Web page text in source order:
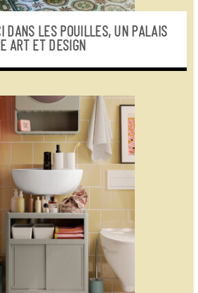
DANS LES POUILLES, UN PALAIS
ART ET DESIGN